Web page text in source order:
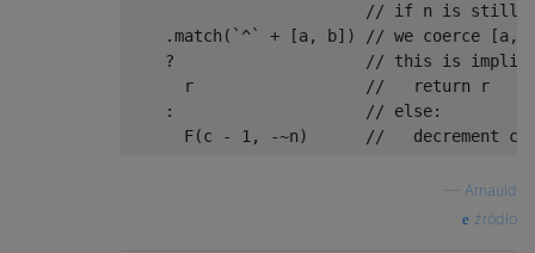
// if n is still
.match (`^` + [a, b])
// we coerce
?
// this is
      r
//   return r
:
// else:
      F
(c - 1 , -~n) //   decrement c,
Arnauld
źródło